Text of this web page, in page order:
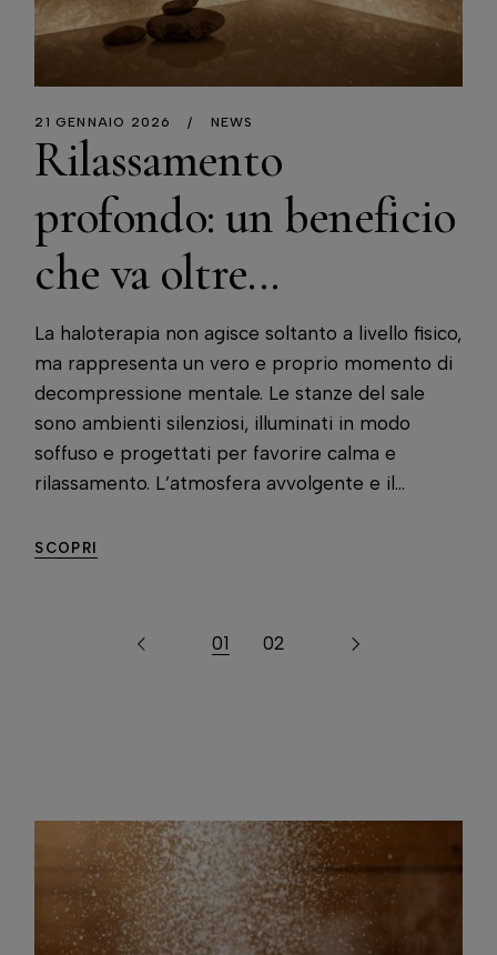
21 GENNAIO 2026 NEWS
Rilassamento
profondo: un beneficio
che va oltre...
La haloterapia non agisce soltanto a livello fisico,
ma rappresenta un vero e proprio momento di
decompressione mentale. Le stanze del sale
sono ambienti silenziosi, illuminati in modo
soffuso e progettati per favorire calma e
rilassamento. L’atmosfera avvolgente e il...
SCOPRI
01 02